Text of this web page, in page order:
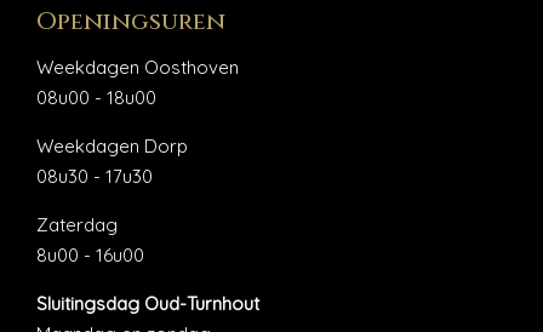
Openingsuren
Weekdagen Oosthoven
08u00 - 18u00
Weekdagen Dorp
08u30 - 17u30
Zaterdag
8u00 - 16u00
Sluitingsdag Oud-Turnhout